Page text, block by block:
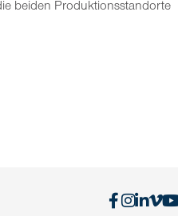
beiden Produktionsstandorte